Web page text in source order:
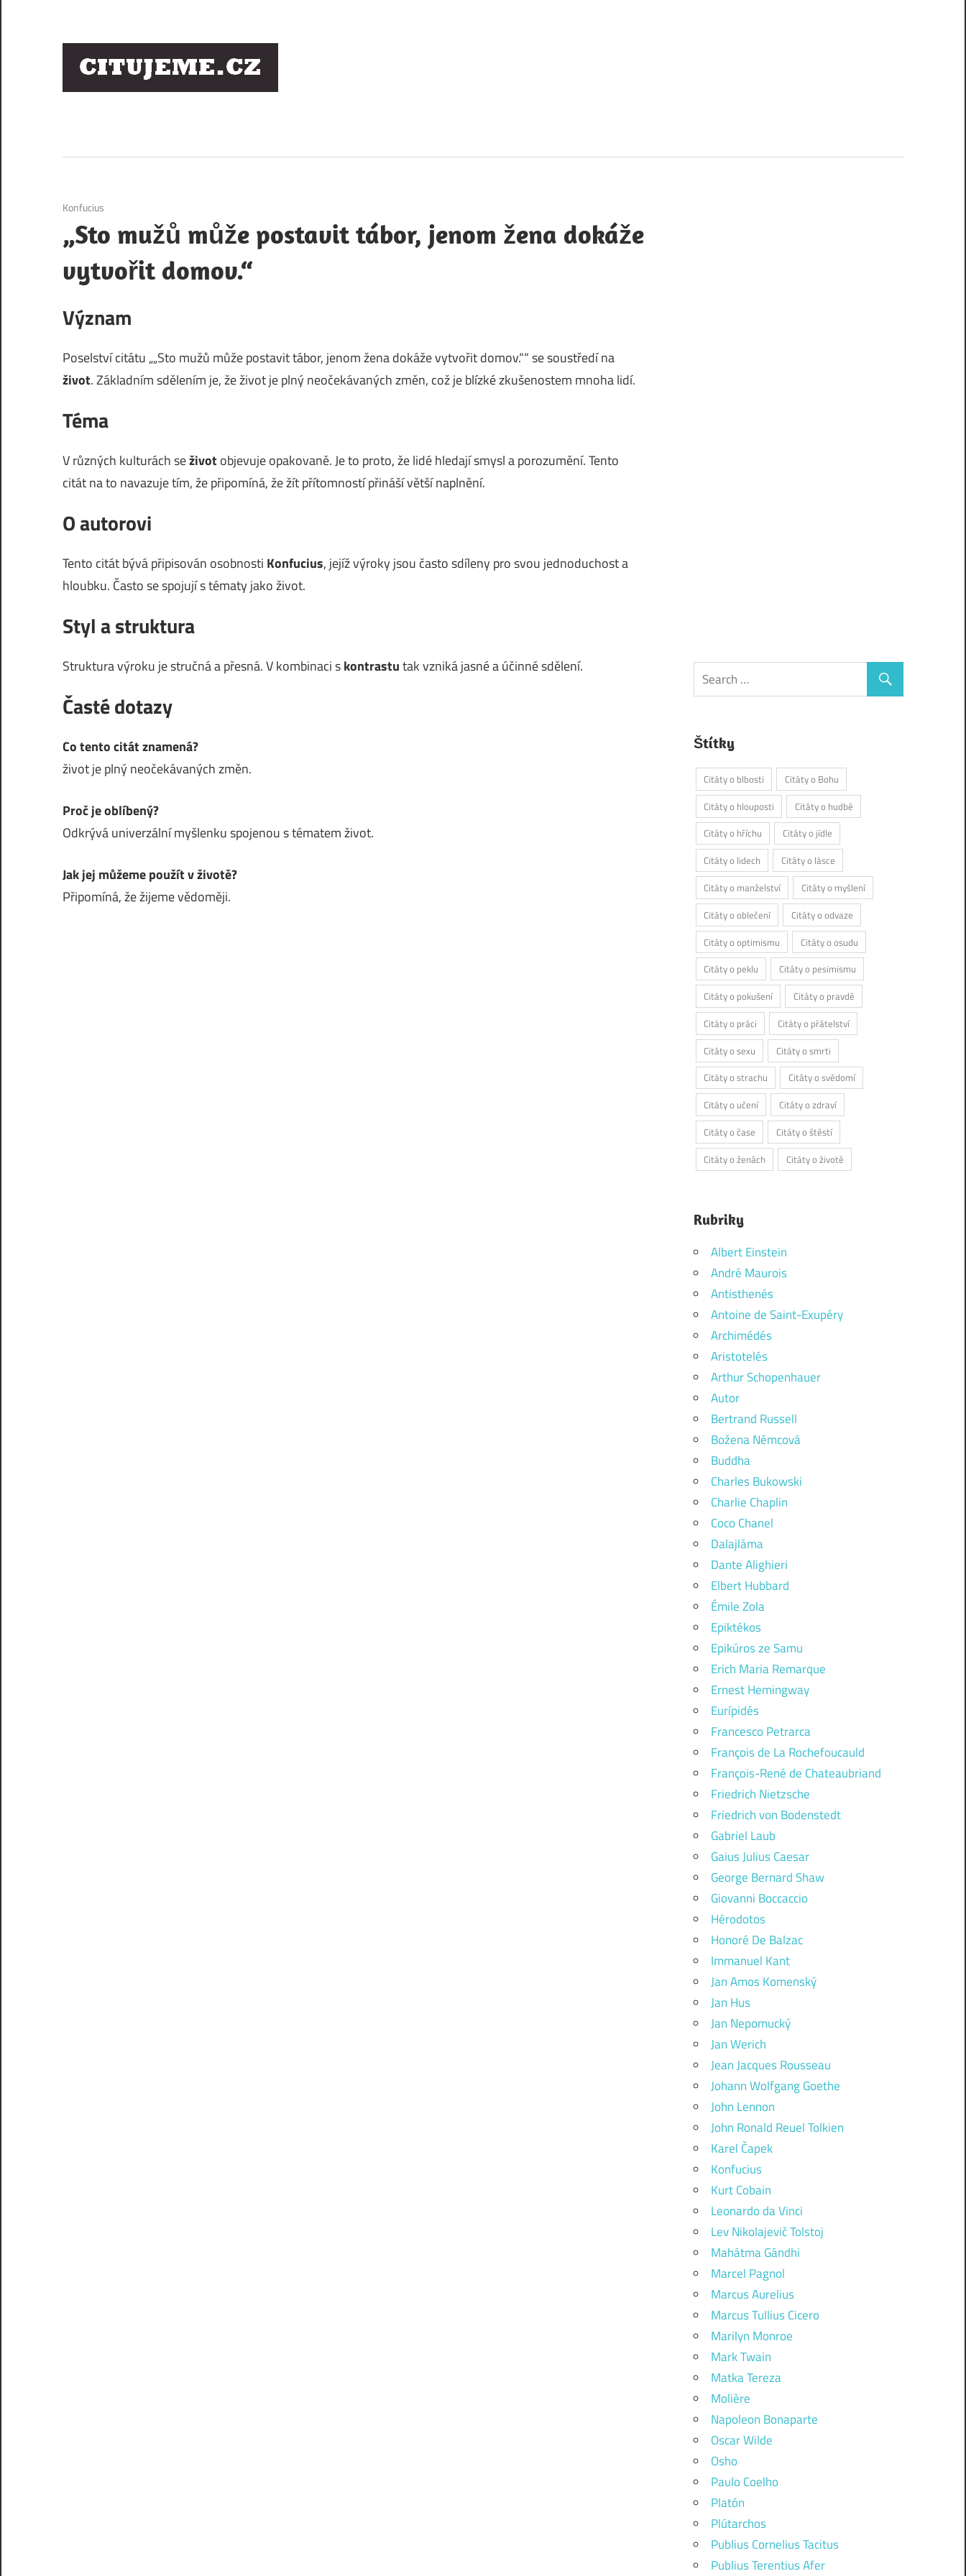
osobností
6. 12. 2020
Konfucius
„Sto mužů může postavit tábor, jenom žena dokáže
vytvořit domov.“
Význam
Poselství citátu „„Sto mužů může postavit tábor, jenom žena dokáže vytvořit domov.““ se soustředí na
život. Základním sdělením je, že život je plný neočekávaných změn, což je blízké zkušenostem mnoha lidí.
Téma
V různých kulturách seživot objevuje opakovaně. Je to proto, že lidé hledají smysl a porozumění. Tento
citát na to navazuje tím, že připomíná, že žít přítomností přináší větší naplnění.
O autorovi
Tento citát bývá připisován osobnosti Konfucius, jejíž výroky jsou často sdíleny pro svou jednoduchost a
hloubku. Často se spojují s tématy jako život.
Styl a struktura
Struktura výroku je stručná a přesná. V kombinaci skontrastutak vzniká jasné a účinné sdělení.
Časté dotazy
Co tento citát znamená?
život je plný neočekávaných změn.
Proč je oblíbený?
Odkrývá univerzální myšlenku spojenou s tématem život.
Jak jej můžeme použít v životě?
Připomíná, že žijeme vědoměji.
Štítky
Citáty o blbosti
Citáty o Bohu
Citáty o hlouposti
Citáty o hudbě
Citáty o hříchu
Citáty o jídle
Citáty o lidech
Citáty o lásce
Citáty o manželství
Citáty o myšlení
Citáty o oblečení
Citáty o odvaze
Citáty o optimismu
Citáty o osudu
Citáty o peklu
Citáty o pesimismu
Citáty o pokušení
Citáty o pravdě
Citáty o práci
Citáty o přátelství
Citáty o sexu
Citáty o smrti
Citáty o strachu
Citáty o svědomí
Citáty o učení
Citáty o zdraví
Citáty o čase
Citáty o štěstí
Citáty o ženách
Citáty o životě
Rubriky
Albert Einstein
André Maurois
Antisthenés
Antoine de Saint-Exupéry
Archimédés
Aristotelés
Arthur Schopenhauer
Autor
Bertrand Russell
Božena Němcová
Buddha
Charles Bukowski
Charlie Chaplin
Coco Chanel
Dalajláma
Dante Alighieri
Elbert Hubbard
Émile Zola
Epiktékos
Epikúros ze Samu
Erich Maria Remarque
Ernest Hemingway
Eurípidés
Francesco Petrarca
François de La Rochefoucauld
François-René de Chateaubriand
Friedrich Nietzsche
Friedrich von Bodenstedt
Gabriel Laub
Gaius Julius Caesar
George Bernard Shaw
Giovanni Boccaccio
Hérodotos
Honoré De Balzac
Immanuel Kant
Jan Amos Komenský
Jan Hus
Jan Nepomucký
Jan Werich
Jean Jacques Rousseau
Johann Wolfgang Goethe
John Lennon
John Ronald Reuel Tolkien
Karel Čapek
Konfucius
Kurt Cobain
Leonardo da Vinci
Lev Nikolajevič Tolstoj
Mahátma Gándhi
Marcel Pagnol
Marcus Aurelius
Marcus Tullius Cicero
Marilyn Monroe
Mark Twain
Matka Tereza
Molière
Napoleon Bonaparte
Oscar Wilde
Osho
Paulo Coelho
Platón
Plútarchos
Publius Cornelius Tacitus
Publius Terentius Afer